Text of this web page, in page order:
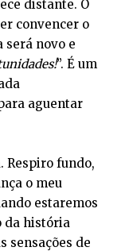
distante. O
convencer o
será novo e
”. É um
aguentar
Respiro fundo,
o meu
estaremos
da história
sensações de